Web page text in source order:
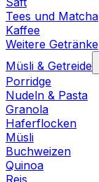
Tees und Matcha
Kaffee
Weitere Getränke
Müsli & Getreide
Porridge
Nudeln & Pasta
Granola
Haferflocken
Müsli
Buchweizen
Quinoa